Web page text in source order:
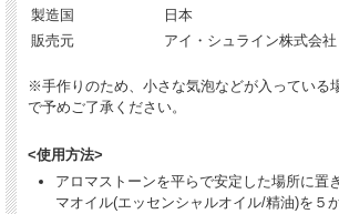
製造国
日本
販売元
アイ・シュライン株式会社
※手作りのため、小さな気泡などが入っている
で予めご了承ください。
<使用方法>
アロマストーンを平らで安定した場所に置
マオイル(エッセンシャルオイル/精油)を５